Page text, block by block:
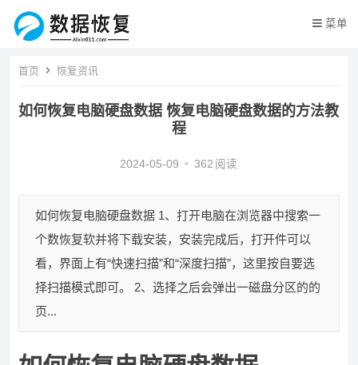
菜单
首页 恢复资讯
如何恢复电脑硬盘数据 恢复电脑硬盘数据的方法教
程
2024-05-09 • 362 阅读
如何恢复电脑硬盘数据 1、打开电脑在浏览器中搜索一
个数恢复软并将下载安装，安装完成后，打开件可以
看，界面上有“快速扫描”和“深度扫描”，这里按自要选
择扫描模式即可。 2、选择之后会弹出一磁盘分区的的
页...